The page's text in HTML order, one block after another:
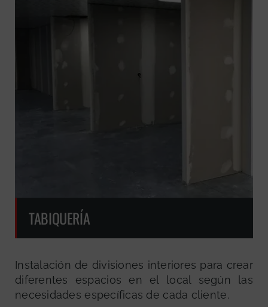
TABIQUERÍA
Instalación de divisiones interiores para crear
diferentes espacios en el local según las
necesidades específicas de cada cliente.